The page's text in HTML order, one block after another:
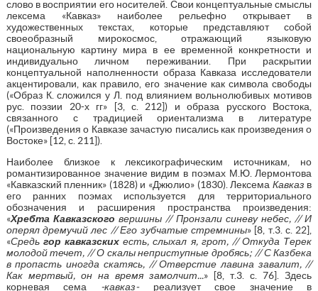
слово в восприятии его носителей. Свои концептуальные смыслы
лексема «Кавказ» наиболее рельефно открывает в
художественных текстах, которые представляют собой
своеобразный мирокосмос, отражающий языковую
национальную картину мира в ее временной конкретности и
индивидуально личном переживании. При раскрытии
концептуальной наполненности образа Кавказа исследователи
акцентировали, как правило, его значение как символа свободы
(«Образ К. сложился у Л. под влиянием вольнолюбивых мотивов
рус. поэзии 20-х гг» [3, с. 212]) и образа русского Востока,
связанного с традицией ориентализма в литературе
(«Произведения о Кавказе зачастую писались как произведения о
Востоке» [12, с. 211]).
Наиболее близкое к лексикографическим источникам, но
романтизированное значение видим в поэмах М.Ю. Лермонтова
«Кавказский пленник» (1828) и «Джюлио» (1830). Лексема Кавказ в
его ранних поэмах используется для территориального
обозначения и расширения пространства произведения:
«Хребта Кавказского вершины // Пронзали синеву небес, // И
оперял дремучий лес // Его зубчатые стремнины» [8, т.3. с. 22],
«Средь гор кавказских есть, слыхал я, грот, // Откуда Терек
молодой течет, // О скалы неприступные дробясь; // С Казбека
в пропасть иногда скатясь, // Отверстие лавина завалит, //
Как мертвый, он на время замолчит...» [8, т.3. с. 76]. Здесь
корневая сема -кавказ- реализует свое значение в